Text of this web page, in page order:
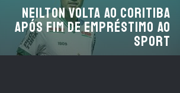
Neilton volta ao Coritiba
após fim de empréstimo ao
Sport